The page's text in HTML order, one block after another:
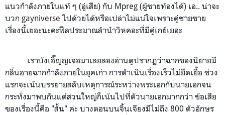
แนวกำลังภายในแท้ ๆ (อู่เสีย) กับ Mpreg (ผู้ชายท้องได้) เอ.. น่าจะ
บวก gayniverseไปด้วยได้หรือเปล่าไม่แน่ใจเพราะคู่ชายชาย
เรื่องนี้เยอะนะคะฟีลประมาณลำนำวิหคอะที่มีคู่เกย์เยอะ
เราบังเอิ๊ญญเจอมาเลยลองอ่านดูปรากฏว่าฉากของนิยายมี
กลิ่นอายฉากกำลังภายในยุคเก่า การดำเนินเรื่องเร็วไม่ยืดเยื้อ ช่วง
แรกจะเน้นบรรยายสลับเหตุการณ์ระหว่างพระเอกกับนายเอกจน
กระทั่งมาพบกันแต่ส่วนใหญ่ก็เน้นไปที่ตัวนายเอกมากกว่า ข้อเสีย
ของเรื่องนี้คือ "สั้น" ค่ะ บางตอนบนจิ้นเจียงมีไม่ถึง 800 ตัวอักษร